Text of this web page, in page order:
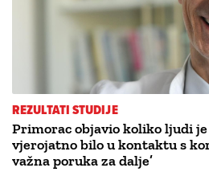
REZULTATI STUDIJE
Primorac objavio koliko ljudi
vjerojatno bilo u kontaktu s
važna poruka za dalje’